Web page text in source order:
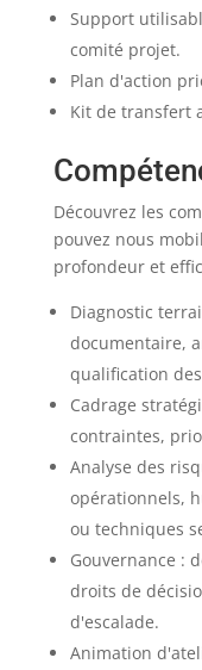
Support
comité projet.
Plan d'action
Kit de transfert
Découvrez les
pouvez nous
profondeur et
Diagnostic
documentaire,
qualification
Cadrage
contraintes,
Analyse des
opérationnels,
ou techniques
Gouvernance :
droits de
d'escalade.
Animation